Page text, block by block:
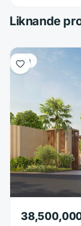
Liknande
Villa